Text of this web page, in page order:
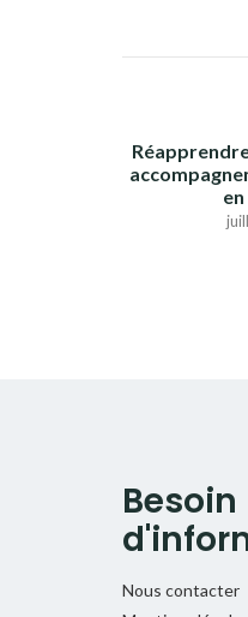
Besoin
Nous contacter